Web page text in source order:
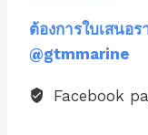
ต้องการใบเสนอ
@gtmmarine
Facebook